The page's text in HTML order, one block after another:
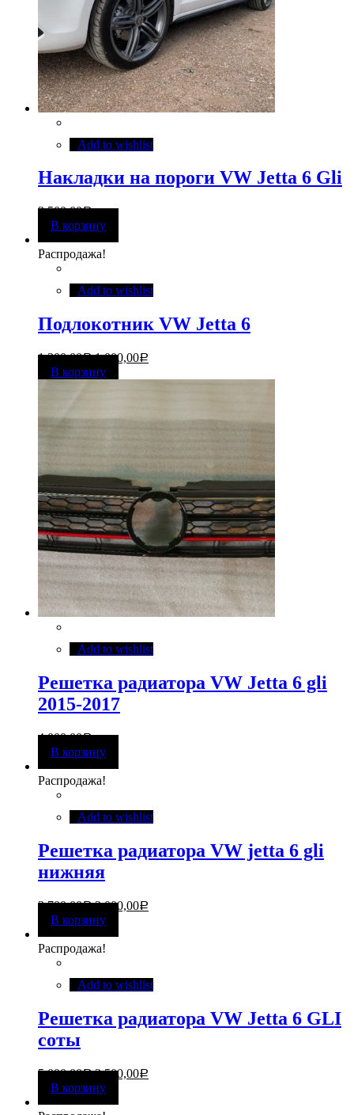
Add to wishlist
Накладки на пороги VW Jetta 6 Gli
3 500,00Р
В корзину
Распродажа!
Add to wishlist
Подлокотник VW Jetta 6
1 300,00Р 1 000,00Р
В корзину
Add to wishlist
Решетка радиатора VW Jetta 6 gli
2015-2017
4 000,00Р
В корзину
Распродажа!
Add to wishlist
Решетка радиатора VW jetta 6 gli
нижняя
3 700,00Р 3 000,00Р
В корзину
Распродажа!
Add to wishlist
Решетка радиатора VW Jetta 6 GLI
соты
5 000,00Р 3 500,00Р
В корзину